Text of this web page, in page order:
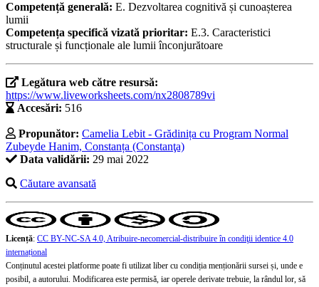
Competență generală: E. Dezvoltarea cognitivă și cunoașterea
lumii
Competența specifică vizată prioritar: E.3. Caracteristici
structurale și funcționale ale lumii înconjurătoare
Legătura web către resursă:
https://www.liveworksheets.com/nx2808789vi
Accesări: 516
Propunător: Camelia Lebit - Grădinița cu Program Normal
Zubeyde Hanim, Constanța (Constanţa)
Data validării: 29 mai 2022
Căutare avansată
Licență: CC BY-NC-SA 4.0, Atribuire-necomercial-distribuire în condiţii identice 4.0
internațional
Conținutul acestei platforme poate fi utilizat liber cu condiția menționării sursei și, unde e
posibil, a autorului. Modificarea este permisă, iar operele derivate trebuie, la rândul lor, să